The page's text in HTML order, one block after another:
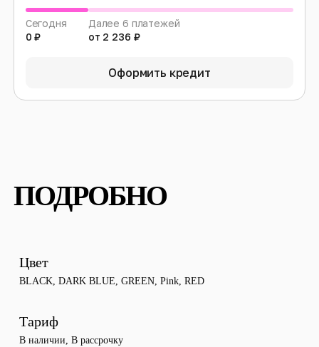
Сегодня
0 ₽
Далее 6 платежей
от 2 236 ₽
Оформить кредит
ПОДРОБНО
Цвет
BLACK, DARK BLUE GREEN, Pink, RED
Тариф
В наличии, В рассрочку